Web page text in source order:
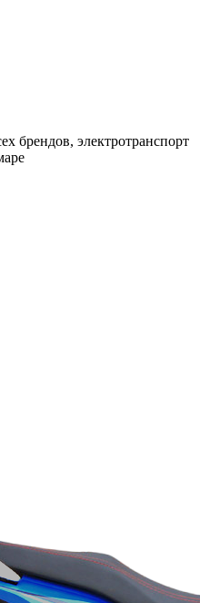
брендов, электротранспорт